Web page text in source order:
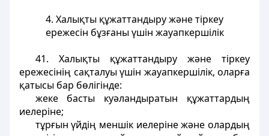
4. Халықты құжаттандыру және тіркеу
ережесін бұзғаны үшін жауапкершілік
41. Халықты құжаттандыру және тіркеу
ережесінің сақталуы үшін жауапкершілік, оларға
қатысы бар бөлігінде:
жеке басты куәландыратын құжаттардың
иелеріне;
тұрғын үйдің меншік иелеріне және олардың